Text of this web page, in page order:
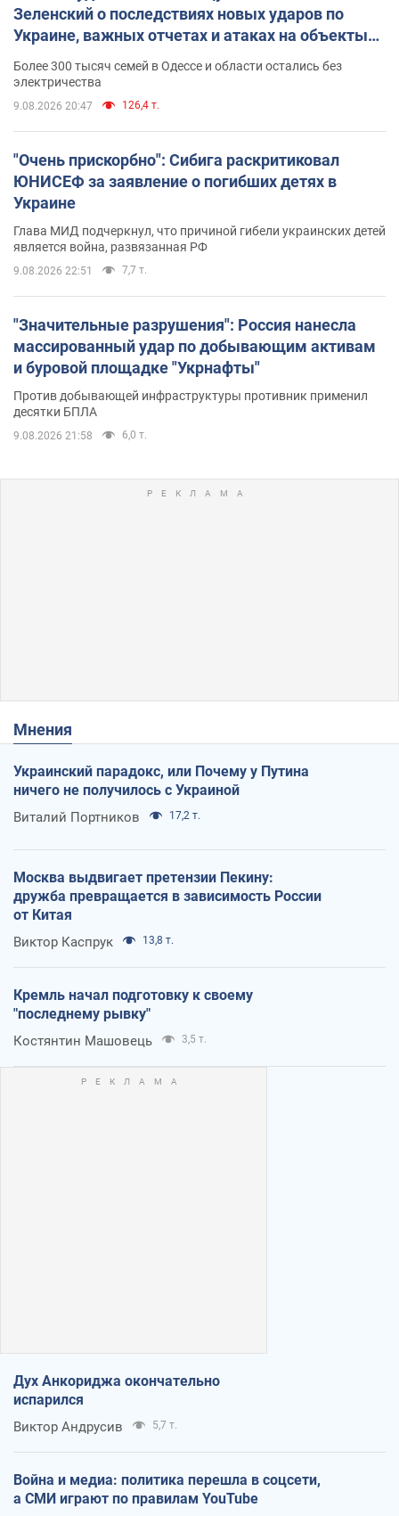
Зеленский о последствиях новых ударов по
Украине, важных отчетах и атаках на объекты
противника. Видео
Более 300 тысяч семей в Одессе и области остались без
электричества
9.08.2026 20:47 126,4 т.
"Очень прискорбно": Сибига раскритиковал
ЮНИСЕФ за заявление о погибших детях в
Украине
Глава МИД подчеркнул, что причиной гибели украинских детей
является война, развязанная РФ
9.08.2026 22:51 7,7 т.
"Значительные разрушения": Россия нанесла
массированный удар по добывающим активам
и буровой площадке "Укрнафты"
Против добывающей инфраструктуры противник применил
десятки БПЛА
9.08.2026 21:58 6,0 т.
Мнения
Украинский парадокс, или Почему у Путина
ничего не получилось с Украиной
Виталий Портников 17,2 т.
Москва выдвигает претензии Пекину:
дружба превращается в зависимость России
от Китая
Виктор Каспрук 13,8 т.
Кремль начал подготовку к своему
"последнему рывку"
Костянтин Машовець 3,5 т.
Дух Анкориджа окончательно
испарился
Виктор Андрусив 5,7 т.
Война и медиа: политика перешла в соцсети,
а СМИ играют по правилам YouTube